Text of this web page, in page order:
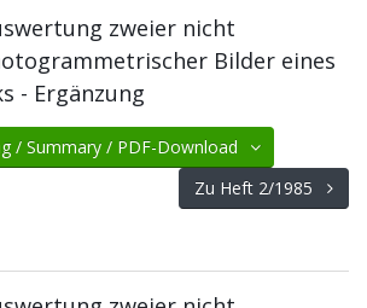
zweier nicht
Bilder eines
- Ergänzung
/ Summary / PDF-Download
Zu Heft 2/1985